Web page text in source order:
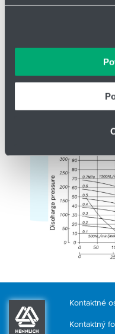
webové stránky,
keď ste používali ich
Kontaktné
Kontaktný